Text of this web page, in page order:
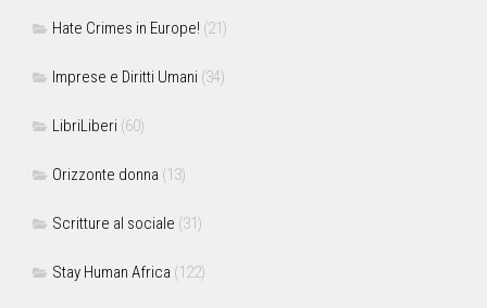
Hate Crimes in Europe! (21)
Imprese e Diritti Umani (34)
LibriLiberi (60)
Orizzonte donna (13)
Scritture al sociale (31)
Stay Human Africa (122)